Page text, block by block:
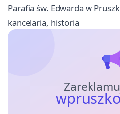
Parafia św. Edwarda w
kancelaria, historia